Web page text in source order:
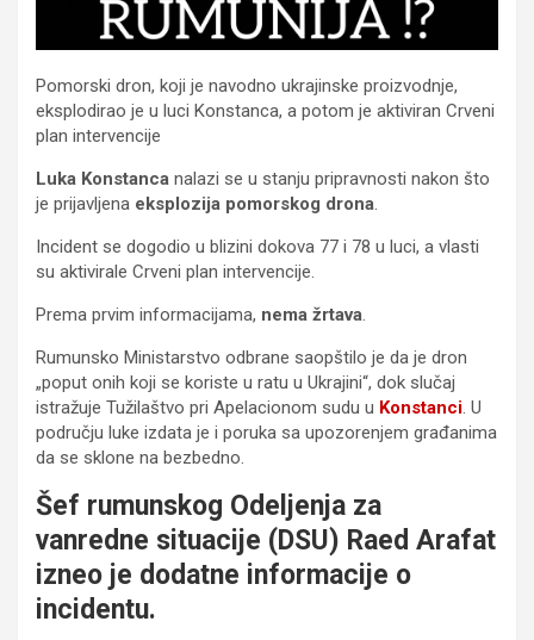
Pomorski dron, koji je navodno ukrajinske proizvodnje,
eksplodirao je u luci Konstanca, a potom je aktiviran Crveni
plan intervencije
Luka Konstanca nalazi se u stanju pripravnosti nakon što
je prijavljena eksplozija pomorskog drona.
Incident se dogodio u blizini dokova 77 i 78 u luci, a vlasti
su aktivirale Crveni plan intervencije.
Prema prvim informacijama, nema žrtava.
Rumunsko Ministarstvo odbrane saopštilo je da je dron
„poput onih koji se koriste u ratu u Ukrajini“, dok slučaj
istražuje Tužilaštvo pri Apelacionom sudu u Konstanci. U
području luke izdata je i poruka sa upozorenjem građanima
da se sklone na bezbedno.
Šef rumunskog Odeljenja za
vanredne situacije (DSU) Raed Arafat
izneo je dodatne informacije o
incidentu.